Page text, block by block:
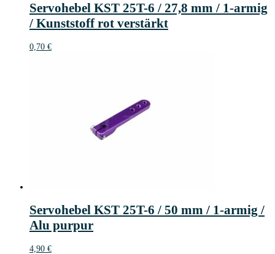
Servohebel KST 25T-6 / 27,8 mm / 1-armig
/ Kunststoff rot verstärkt
0,70 €
Servohebel KST 25T-6 / 50 mm / 1-armig /
Alu purpur
4,90 €